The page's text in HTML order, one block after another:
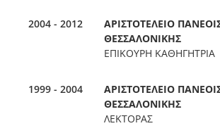
2004 - 2012
ΑΡΙΣΤΟΤΕΛΕΙΟ
ΘΕΣΣΑΛΟΝΙΚΗΣ
ΕΠΙΚΟΥΡΗ ΚΑΘΗΓΗΤΡΙΑ
1999 - 2004
ΑΡΙΣΤΟΤΕΛΕΙΟ
ΘΕΣΣΑΛΟΝΙΚΗΣ
ΛΕΚΤΟΡΑΣ